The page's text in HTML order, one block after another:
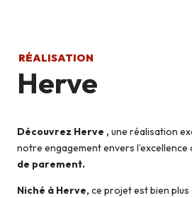
RÉALISATION
Herve
Découvrez Herve ,une réalisation
notre engagement envers l’excellence
de parement.
Niché à Herve,ce projet est bien plus